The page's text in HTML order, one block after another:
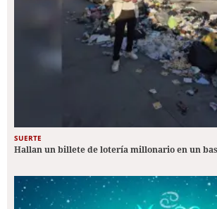
SUERTE
Hallan un billete de lotería millonario en un